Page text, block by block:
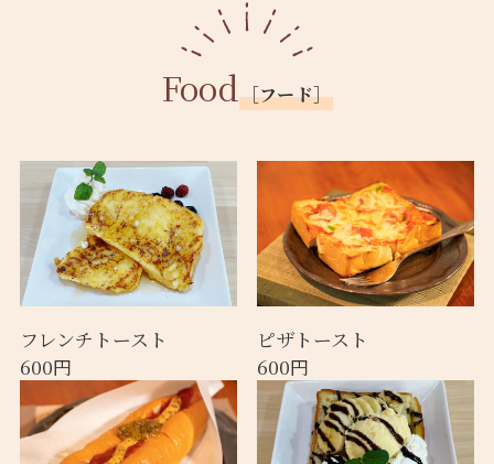
Food［フード］
フレンチトースト
600円
ピザトースト
600円